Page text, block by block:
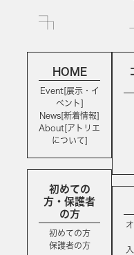
HOME
Event[展示・イ
ベント]
News[新着情報]
About[アトリエ
について]
初めての
方・保護者
の方
初めての方
保護者の方